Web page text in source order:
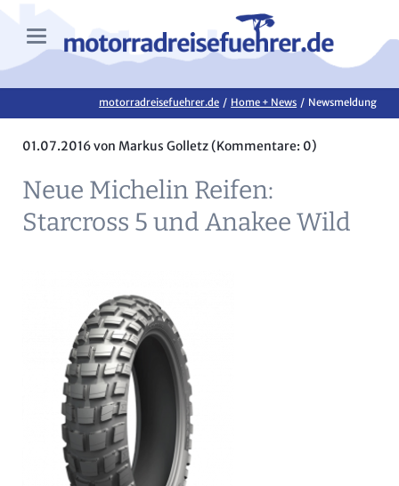
motorradreisefuehrer.de Home + News Newsmeldung
01.07.2016von Markus Golletz (Kommentare: 0)
Neue Michelin Reifen:
Starcross 5 und Anakee Wild